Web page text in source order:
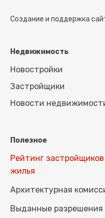
Создание и поддержка
Недвижимость
Новостройки
Застройщики
Новости
Полезное
Рейтинг
жилья
Архитектурная
Выданные разрешения